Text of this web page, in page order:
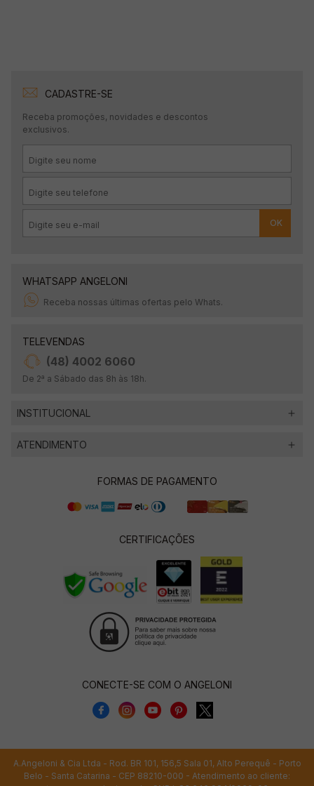
CADASTRE-SE
Receba promoções, novidades e descontos
exclusivos.
OK
WHATSAPP ANGELONI
Receba nossas últimas ofertas pelo Whats.
TELEVENDAS
(48) 4002 6060
De 2ª a Sábado das 8h às 18h.
INSTITUCIONAL
ATENDIMENTO
FORMAS DE PAGAMENTO
CERTIFICAÇÕES
CONECTE-SE COM O ANGELONI
A.Angeloni & Cia Ltda - Rod. BR 101, 156,5 Sala 01, Alto Perequê - Porto
Belo - Santa Catarina - CEP 88210-000 - Atendimento ao cliente: